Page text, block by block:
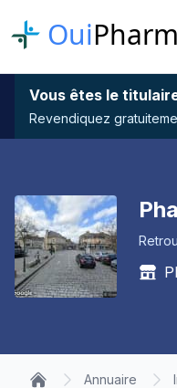
Oui
Vous êtes le
Revendiquez
Annuaire